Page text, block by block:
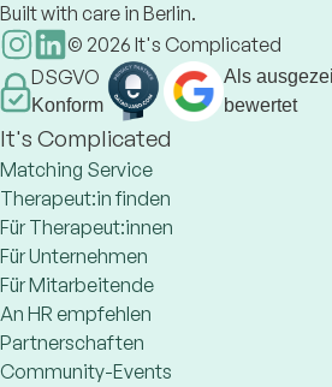
Built with care in Berlin.
© 2026 It's Complicated
DSGVO
Konform
Als
bewertet
It's Complicated
Matching Service
Therapeut:in finden
Für Therapeut:innen
Für Unternehmen
Für Mitarbeitende
An HR empfehlen
Partnerschaften
Community-Events